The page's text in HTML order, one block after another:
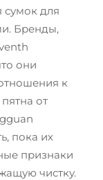
сумок для
Бренды,
они
к
от
пока их
признаки
чистку.